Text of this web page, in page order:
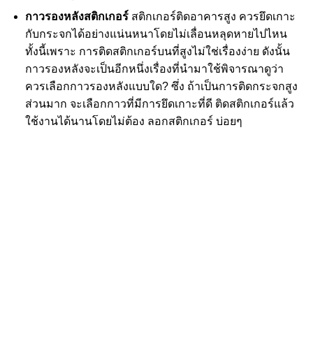
กาวรองหลังสติกเกอร์ สติกเกอร์ติดอาคารสูง ควรยึดเกาะ
กับกระจกได้อย่างแน่นหนาโดยไม่เลื่อนหลุดหายไปไหน
ทั้งนี้เพราะ การติดสติกเกอร์บนที่สูงไม่ใช่เรื่องง่าย ดังนั้น
กาวรองหลังจะเป็นอีกหนึ่งเรื่องที่นำมาใช้พิจารณาดูว่า
ควรเลือกกาวรองหลังแบบใด? ซึ่ง ถ้าเป็นการติดกระจกสูง
ส่วนมาก จะเลือกกาวที่มีการยึดเกาะที่ดี ติดสติกเกอร์แล้ว
ใช้งานได้นานโดยไม่ต้อง ลอกสติกเกอร์ บ่อยๆ